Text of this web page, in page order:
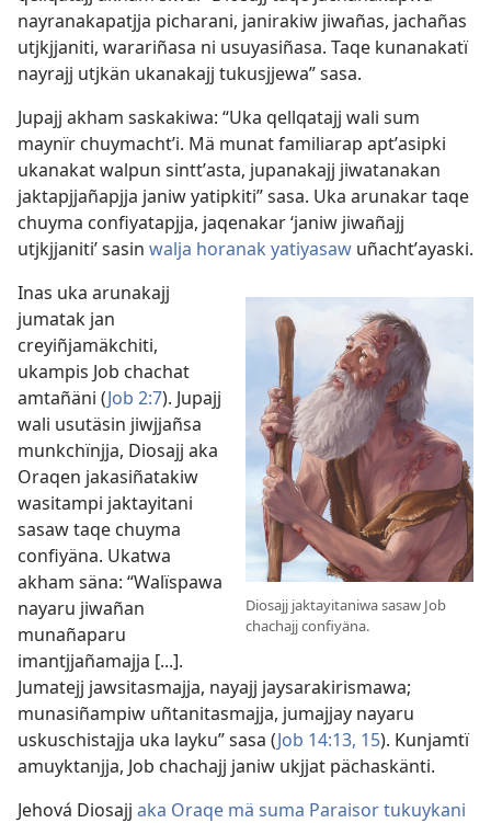
nayranakapatjja picharani, janirakiw jiwañas, jachañas
utjkjjaniti, warariñasa ni usuyasiñasa. Taqe kunanakatï
nayrajj utjkän ukanakajj tukusjjewa” sasa.
Jupajj akham saskakiwa: “Uka qellqatajj wali sum
maynïr chuymachtʼi. Mä munat familiarap aptʼasipki
ukanakat walpun sinttʼasta, jupanakajj jiwatanakan
jaktapjjañapjja janiw yatipkiti” sasa. Uka arunakar taqe
chuyma confiyatapjja, jaqenakar ‘janiw jiwañajj
utjkjjaniti’ sasin walja horanak yatiyasaw uñachtʼayaski.
Diosajj jaktayitaniwa sasaw Job
chachajj confiyäna.
Inas uka arunakajj
jumatak jan
creyiñjamäkchiti,
ukampis Job chachat
amtañäni (Job 2:7). Jupajj
wali usutäsin jiwjjañsa
munkchïnjja, Diosajj aka
Oraqen jakasiñatakiw
wasitampi jaktayitani
sasaw taqe chuyma
confiyäna. Ukatwa
akham säna: “Walïspawa
nayaru jiwañan
munañaparu
imantjjañamajja [...].
Jumatejj jawsitasmajja, nayajj jaysarakirismawa;
munasiñampiw uñtanitasmajja, jumajjay nayaru
uskuschistajja uka layku” sasa (Job 14:13, 15). Kunjamtï
amuyktanjja, Job chachajj janiw ukjjat pächaskänti.
Jehová Diosajj aka Oraqe mä suma Paraisor tukuykani